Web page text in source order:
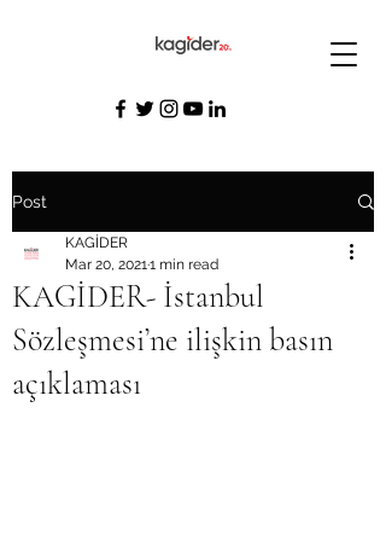
Post
KAGİDER- İstanbul
Sözleşmesi’ne ilişkin basın
açıklaması
KAGİDER
Mar 20, 20211 min read